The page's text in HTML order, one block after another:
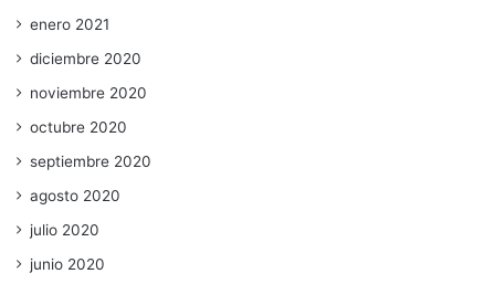
enero 2021
diciembre 2020
noviembre 2020
octubre 2020
septiembre 2020
agosto 2020
julio 2020
junio 2020